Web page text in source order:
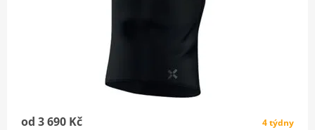
od 3 690 Kč 4 týdny